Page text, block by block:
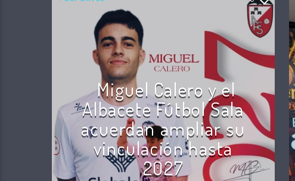
Miguel Calero y el
Albacete Fútbol Sala
acuerdan ampliar su
vinculación hasta
2027